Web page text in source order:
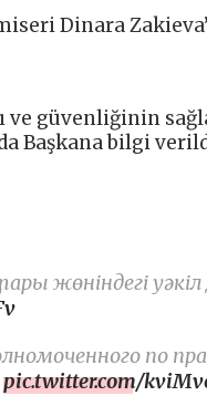
Dinara
ve güvenliğinin
Başkana bilgi
жөніндегі
по
pic.twitter.com/